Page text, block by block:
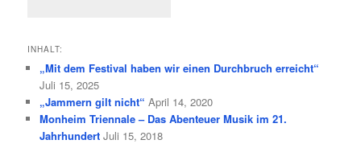
INHALT:
„Mit dem Festival haben wir einen Durchbruch erreicht“
Juli 15, 2025
„Jammern gilt nicht“ April 14, 2020
Monheim Triennale – Das Abenteuer Musik im 21.
Jahrhundert Juli 15, 2018